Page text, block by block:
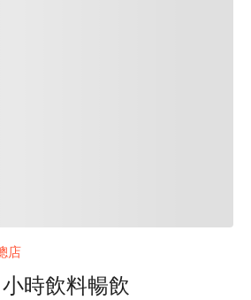
店
時飲料暢飲